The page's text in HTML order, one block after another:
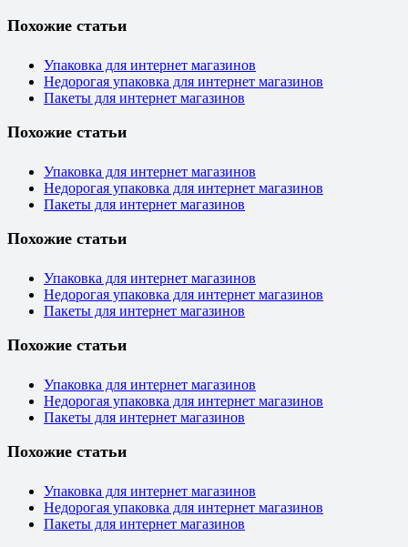
Похожие статьи
Упаковка для интернет магазинов
Недорогая упаковка для интернет магазинов
Пакеты для интернет магазинов
Похожие статьи
Упаковка для интернет магазинов
Недорогая упаковка для интернет магазинов
Пакеты для интернет магазинов
Похожие статьи
Упаковка для интернет магазинов
Недорогая упаковка для интернет магазинов
Пакеты для интернет магазинов
Похожие статьи
Упаковка для интернет магазинов
Недорогая упаковка для интернет магазинов
Пакеты для интернет магазинов
Похожие статьи
Упаковка для интернет магазинов
Недорогая упаковка для интернет магазинов
Пакеты для интернет магазинов